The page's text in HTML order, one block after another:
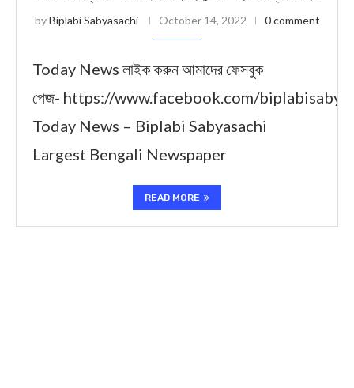
byBiplabi Sabyasachi October 14, 2022 0 comment
Today News লাইক করুন আমাদের ফেসবুক
পেজ- https://www.facebook.com/
Today News – Biplabi Sabyasachi
Largest Bengali Newspaper
READ MORE